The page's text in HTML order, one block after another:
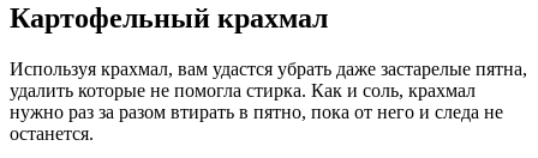
Картофельный крахмал
Используя крахмал, вам удастся убрать даже застарелые пятна,
удалить которые не помогла стирка. Как и соль, крахмал
нужно раз за разом втирать в пятно, пока от него и следа не
останется.